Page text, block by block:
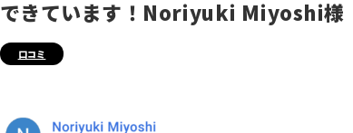
できています！Noriyuki Miyoshi様
口コミ